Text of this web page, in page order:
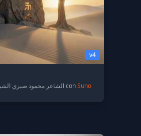
v4
Creato da الشاعر محمود صبري الشريف conSuno